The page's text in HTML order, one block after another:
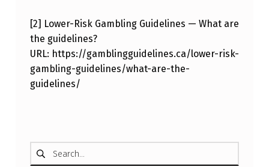
[2] Lower-Risk Gambling Guidelines — What are
the guidelines?
URL: https://gamblingguidelines.ca/lower-risk-
gambling-guidelines/what-are-the-
guidelines/
ค้นหาสำหรับ: